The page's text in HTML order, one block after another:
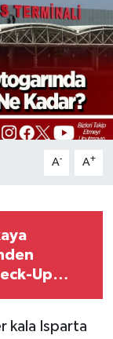
A- A+
Up
kala Isparta